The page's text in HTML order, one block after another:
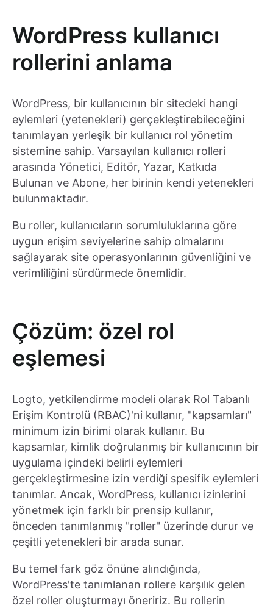
WordPress kullanıcı
rollerini anlama
WordPress, bir kullanıcının bir sitedeki hangi
eylemleri (yetenekleri) gerçekleştirebileceğini
tanımlayan yerleşik bir kullanıcı rol yönetim
sistemine sahip. Varsayılan kullanıcı rolleri
arasında Yönetici, Editör, Yazar, Katkıda
Bulunan ve Abone, her birinin kendi yetenekleri
bulunmaktadır.
Bu roller, kullanıcıların sorumluluklarına göre
uygun erişim seviyelerine sahip olmalarını
sağlayarak site operasyonlarının güvenliğini ve
verimliliğini sürdürmede önemlidir.
Çözüm: özel rol
eşlemesi
Logto, yetkilendirme modeli olarak Rol Tabanlı
Erişim Kontrolü (RBAC)'ni kullanır, "kapsamları"
minimum izin birimi olarak kullanır. Bu
kapsamlar, kimlik doğrulanmış bir kullanıcının bir
uygulama içindeki belirli eylemleri
gerçekleştirmesine izin verdiği spesifik eylemleri
tanımlar. Ancak, WordPress, kullanıcı izinlerini
yönetmek için farklı bir prensip kullanır,
önceden tanımlanmış "roller" üzerinde durur ve
çeşitli yetenekleri bir arada sunar.
Bu temel fark göz önüne alındığında,
WordPress'te tanımlanan rollere karşılık gelen
özel roller oluşturmayı öneririz. Bu rollerin